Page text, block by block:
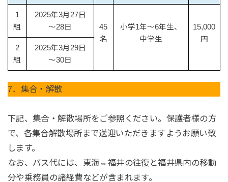
1
組
2025年3月27日
～28日
45
名
小学1年～6年生、
中学生
15,000
円
2
組
2025年3月29日
～30日
7．集合・解散
下記、集合・解散場所をご参照ください。保護者様の方
で、各集合解散場所まで送迎いただきますようお願い致
します。
なお、バス代には、東海⇔福井の往復と福井県内の移動
分や乗務員の諸経費などが含まれます。